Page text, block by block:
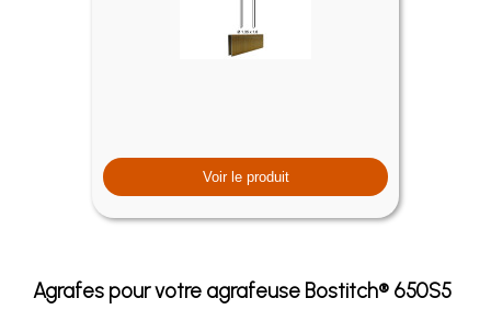
Voir le produit
Agrafes pour votre agrafeuse Bostitch® 650S5